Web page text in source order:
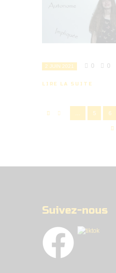
2 JUIN 2021 0 0
LIRE LA SUITE
5 6
Suivez-nous